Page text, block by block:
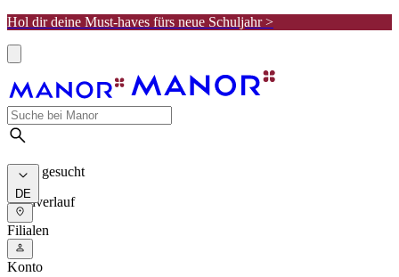
Hol dir deine Must-haves fürs neue Schuljahr >
Meist gesucht
Suchverlauf
DE
Filialen
Konto